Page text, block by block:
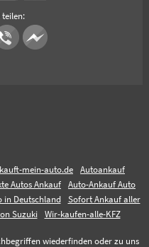
mein-auto.de
Autoankauf
Autos Ankauf
Auto-Ankauf Auto
in Deutschland
Sofort Ankauf aller
Suzuki Wir-kaufen-alle-KFZ
wiederfinden oder zu uns